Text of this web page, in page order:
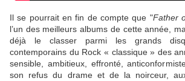
Il se pourrait en fin de compte que "Father
l’un des meilleurs albums de cette année,
déjà le classer parmi les grands
contemporains du Rock « classique » des
sensible, ambitieux, effronté,
son refus du drame et de la noirceur,